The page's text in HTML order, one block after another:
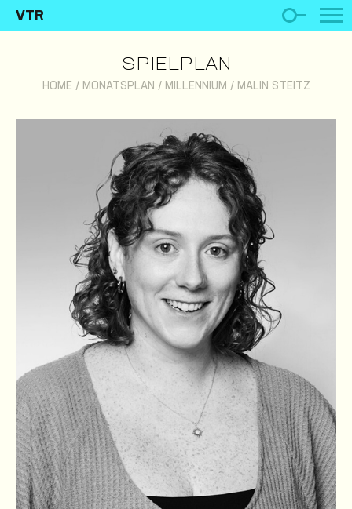
VTR
SPIELPLAN
HOME / MONATSPLAN / MILLENNIUM / MALIN STEITZ